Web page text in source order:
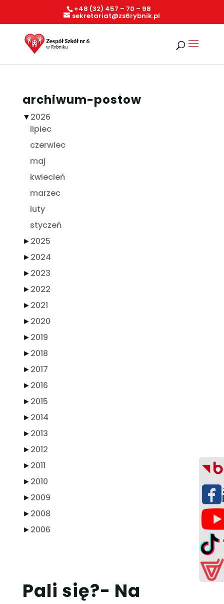
+48 (32) 457 – 70 – 98
sekretariat@zs6rybnik.pl
archiwum-postow
▼2026
lipiec
czerwiec
maj
kwiecień
marzec
luty
styczeń
►2025
►2024
►2023
►2022
►2021
►2020
►2019
►2018
►2017
►2016
►2015
►2014
►2013
►2012
►2011
►2010
►2009
►2008
►2006
Pali się?- Na